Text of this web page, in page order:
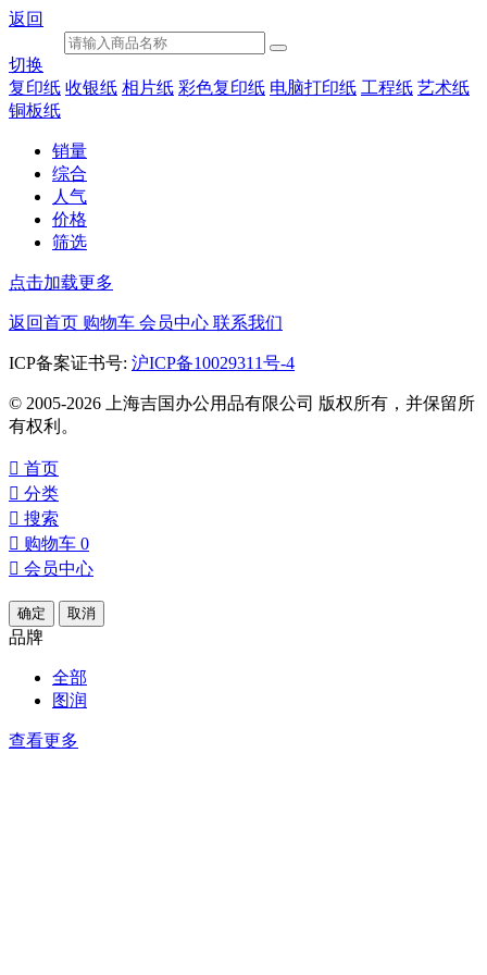
返回
切换
复印纸 收银纸 相片纸 彩色复印纸 电脑打印纸 工程纸 艺术纸
铜板纸
销量
综合
人气
价格
筛选
点击加载更多
返回首页 购物车 会员中心 联系我们
ICP备案证书号: 沪ICP备10029311号-4
© 2005-2026 上海吉国办公用品有限公司 版权所有，并保留所
有权利。
 首页
 分类
 搜索
 购物车 0
 会员中心
确定 取消
品牌
全部
图润
查看更多